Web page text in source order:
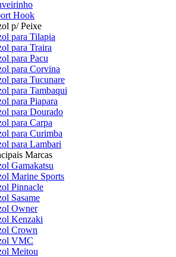
Hook
p/ Peixe
para Tilapia
para Traira
para Pacu
para Corvina
para Tucunare
para Tambaqui
para Piapara
para Dourado
para Carpa
para Curimba
para Lambari
Marcas
Gamakatsu
Marine Sports
Pinnacle
Sasame
Owner
Kenzaki
Crown
VMC
Meitou